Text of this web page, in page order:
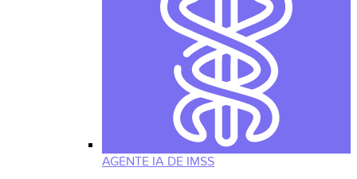
AGENTE IA DE IMSS